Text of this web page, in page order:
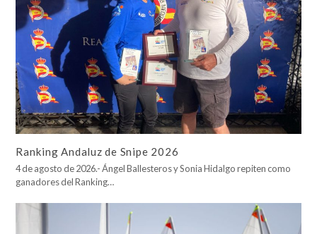
Ranking Andaluz de Snipe 2026
4 de agosto de 2026.- Ángel Ballesteros y Sonia Hidalgo repiten como
ganadores del Ranking…